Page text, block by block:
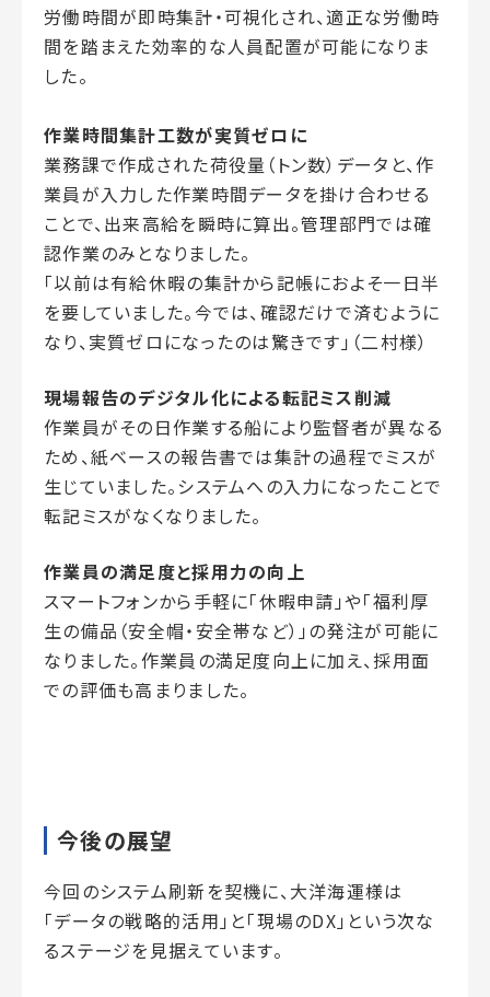
労働時間が即時集計・可視化され、適正な労働時
間を踏まえた効率的な人員配置が可能になりま
した。
作業時間集計工数が実質ゼロに
業務課で作成された荷役量（トン数）データと、作
業員が入力した作業時間データを掛け合わせる
ことで、出来高給を瞬時に算出。管理部門では確
認作業のみとなりました。
「以前は有給休暇の集計から記帳におよそ一日半
を要していました。今では、確認だけで済むように
なり、実質ゼロになったのは驚きです」（二村様）
現場報告のデジタル化による転記ミス削減
作業員がその日作業する船により監督者が異なる
ため、紙ベースの報告書では集計の過程でミスが
生じていました。システムへの入力になったことで
転記ミスがなくなりました。
作業員の満足度と採用力の向上
スマートフォンから手軽に「休暇申請」や「福利厚
生の備品（安全帽・安全帯など）」の発注が可能に
なりました。作業員の満足度向上に加え、採用面
での評価も高まりました。
今後の展望
今回のシステム刷新を契機に、大洋海運様は
「データの戦略的活用」と「現場のDX」という次な
るステージを見据えています。